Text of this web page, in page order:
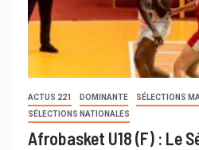
ACTUS 221 DOMINANTE
SÉLECTIONS
SÉLECTIONS NATIONALES
Afrobasket U18 (F) : Le